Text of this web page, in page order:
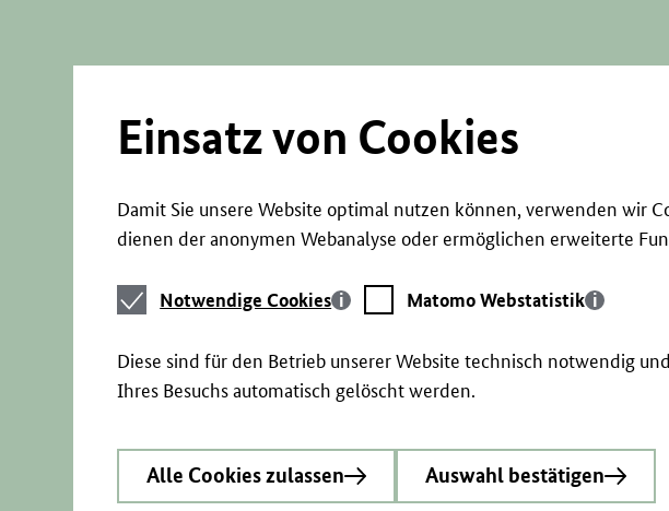
Einsatz von Cookies
Damit Sie unsere Website optimal nutzen können, verwenden wir
dienen der anonymen Webanalyse oder ermöglichen erweiterte
Notwendige
Cookies
Notwendige Cookies
Matomo
Webstatistik
Matomo Webstatistik
Diese sind für den Betrieb unserer Website technisch notwendig
Ihres Besuchs automatisch gelöscht werden.
Alle Cookies zulassen Auswahl bestätigen